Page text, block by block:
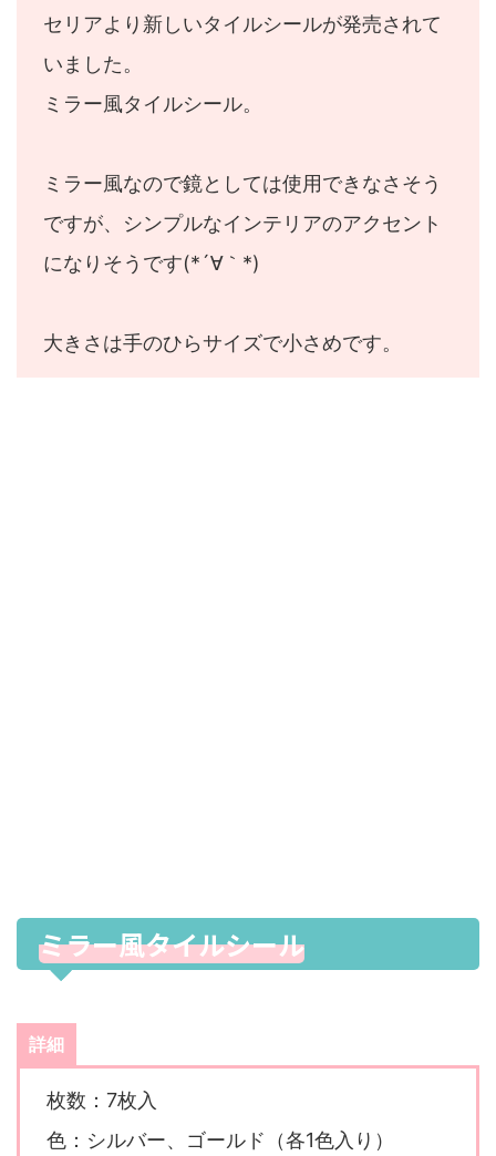
セリアより新しいタイルシールが発売されて
いました。
ミラー風タイルシール。
ミラー風なので鏡としては使用できなさそう
ですが、シンプルなインテリアのアクセント
になりそうです(*´∀｀*)
大きさは手のひらサイズで小さめです。
ミラー風タイルシール
詳細
枚数：7枚入
色：シルバー、ゴールド（各1色入り）